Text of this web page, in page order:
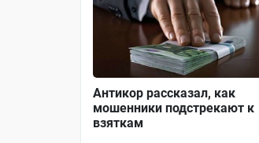
Антикор рассказал, как
мошенники подстрекают к
взяткам